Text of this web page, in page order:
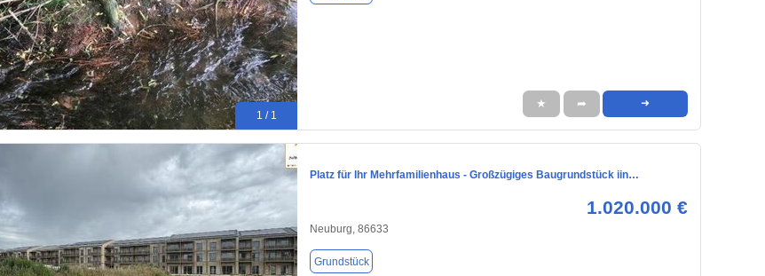
1 / 1
★ ➦ ➜
Platz für Ihr Mehrfamilienhaus - Großzügiges Baugrundstück iin…
1.020.000 €
Neuburg, 86633
Grundstück